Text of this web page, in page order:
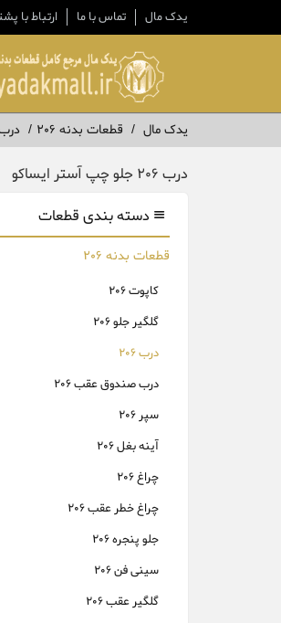
یدک مال تماس با ما ارتباط با
یدک مال قطعات بدنه 206 درب
درب 206 جلو چپ آستر ایساکو
دسته بندی قطعات
قطعات بدنه 206
کاپوت 206
گلگیر جلو 206
درب 206
درب صندوق عقب 206
سپر 206
آینه بغل 206
چراغ 206
چراغ خطر عقب 206
جلو پنجره 206
سینی فن 206
گلگیر عقب 206